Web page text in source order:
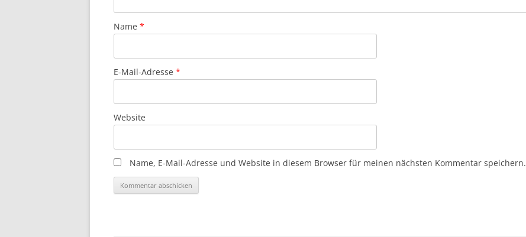
Name *
E-Mail-Adresse *
Website
Name, E-Mail-Adresse und Website in diesem Browser für meinen nächsten Kommentar speichern.